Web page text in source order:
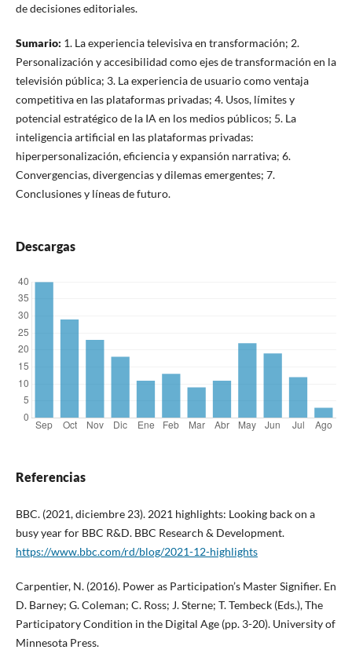
de decisiones editoriales.
Sumario: 1. La experiencia televisiva en transformación; 2.
Personalización y accesibilidad como ejes de transformación en la
televisión pública; 3. La experiencia de usuario como ventaja
competitiva en las plataformas privadas; 4. Usos, límites y
potencial estratégico de la IA en los medios públicos; 5. La
inteligencia artificial en las plataformas privadas:
hiperpersonalización, eficiencia y expansión narrativa; 6.
Convergencias, divergencias y dilemas emergentes; 7.
Conclusiones y líneas de futuro.
Descargas
Referencias
BBC. (2021, diciembre 23). 2021 highlights: Looking back on a
busy year for BBC R&D. BBC Research & Development.
https://www.bbc.com/rd/blog/2021-12-highlights
Carpentier, N. (2016). Power as Participation’s Master Signifier. En
D. Barney; G. Coleman; C. Ross; J. Sterne; T. Tembeck (Eds.), The
Participatory Condition in the Digital Age (pp. 3-20). University of
Minnesota Press.